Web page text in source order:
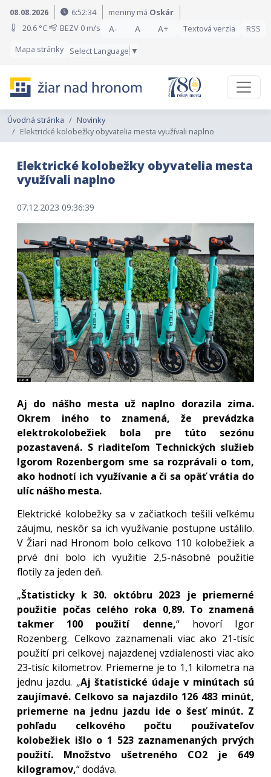
Preskočiť na obsah
Preskočiť na hlavné menu
08.08.2026 6:52:35 meniny má Oskár
20.6 °C
BEZV 0 m/s A- A A+ Textová verzia
RSS
Mapa stránky
Select Language ▼
Úvodná stránka
Novinky
Elektrické kolobežky obyvatelia mesta využívali naplno
Elektrické kolobežky obyvatelia mesta
využívali naplno
07.12.2023 09:36:39
Aj do nášho mesta už naplno dorazila zima.
Okrem iného to znamená, že prevádzka
elektrokolobežiek bola pre túto sezónu
pozastavená. S riaditeľom Technických služieb
Igorom Rozenbergom sme sa rozprávali o tom,
ako hodnotí ich využívanie a či sa opäť vrátia do
ulíc nášho mesta.
Elektrické kolobežky sa v začiatkoch tešili veľkému
záujmu, neskôr sa ich využívanie postupne ustálilo.
V Žiari nad Hronom bolo celkovo 110 kolobežiek a
prvé dni bolo ich využitie 2,5-násobné použitie
flotily za jeden deň.
„Štatisticky k 30. októbru 2023 je priemerné
použitie počas celého roka 0,89. To znamená
takmer 100 použití denne,“ hovorí Igor
Rozenberg. Celkovo zaznamenali viac ako 21-tisíc
použití pri celkovej najazdenej vzdialenosti viac ako
23-tisíc kilometrov. Priemerne je to 1,1 kilometra na
jednu jazdu. „Aj štatistické údaje v minútach sú
zaujímavé. Celkovo sa najazdilo 126 483 minút,
priemerne na jednu jazdu ide o šesť minút. Z
pohľadu celkového počtu používateľov
kolobežiek išlo o 1 523 zaznamenaných prvých
použití. Množstvo ušetreného CO2 je 649
kilogramov,“ dodáva.